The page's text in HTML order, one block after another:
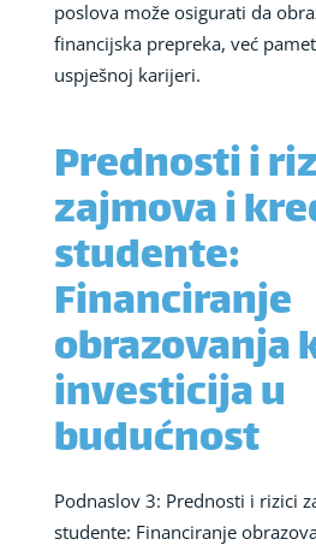
poslova može osigurati da
financijska prepreka, već
uspješnoj karijeri.
Prednosti i
zajmova i
studente:
Financiranje
obrazovanja
investicija u
budućnost
Podnaslov 3: Prednosti i rizici
studente: Financiranje